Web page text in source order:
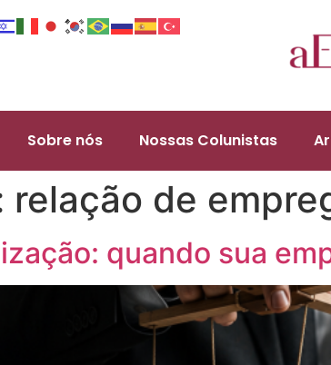
Sobre nós Nossas Colunistas
relação de
quando sua